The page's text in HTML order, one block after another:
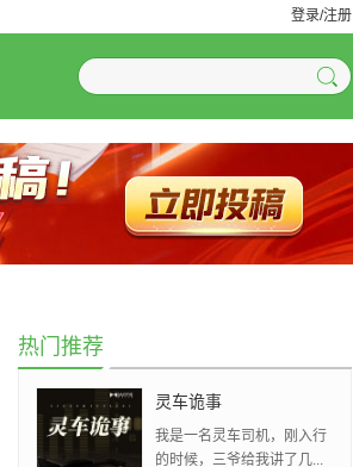
登录/注册
热门推荐
灵车诡事
我是一名灵车司机，刚入行
的时候，三爷给我讲了几...